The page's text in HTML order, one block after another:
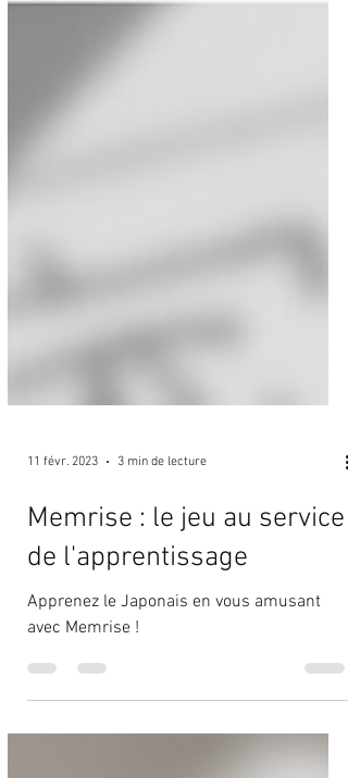
11 févr. 2023 3 min de lecture
Memrise : le jeu au service
de l'apprentissage
avec Memrise !